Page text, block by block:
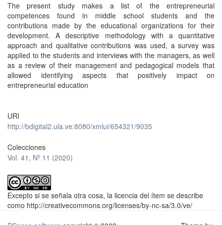
The present study makes a list of the entrepreneurial
competences found in middle school students and the
contributions made by the educational organizations for their
development. A descriptive methodology with a quantitative
approach and qualitative contributions was used, a survey was
applied to the students and interviews with the managers, as well
as a review of their management and pedagogical models that
allowed identifying aspects that positively impact on
entrepreneurial education
URI
http://bdigital2.ula.ve:8080/xmlui/654321/9035
Colecciones
Vol. 41, Nº 11 (2020)
Excepto si se señala otra cosa, la licencia del ítem se describe
como http://creativecommons.org/licenses/by-nc-sa/3.0/ve/